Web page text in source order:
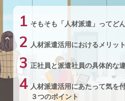
1 そもそも「人材派遣」ってど
2 人材派遣活用におけるメリッ
3 正社員と派遣社員の具体的な
4 人材派遣活用にあたって気を
３つのポイント